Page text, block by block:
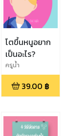
โตขึ้นหนูอยาก
เป็นอะไร?
ครูน้ำ
39.00 ฿